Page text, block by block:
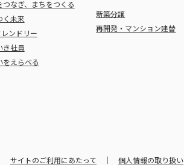
つなぎ、まちをつくる
く未来
ンドリー
き社員
をえらべる
新築分譲
再開発・ マンション建替
サイトのご利用にあたって 個人情報の取り扱い